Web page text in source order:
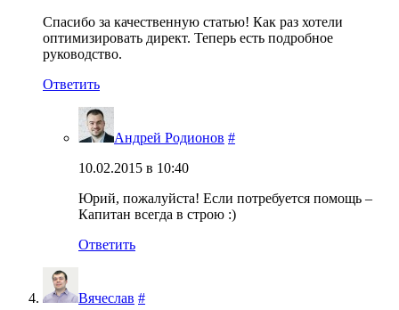
Спасибо за качественную статью! Как раз хотели
оптимизировать директ. Теперь есть подробное
руководство.
Ответить
Андрей Родионов #
10.02.2015 в 10:40
Юрий, пожалуйста! Если потребуется помощь –
Капитан всегда в строю :)
Ответить
Вячеслав #